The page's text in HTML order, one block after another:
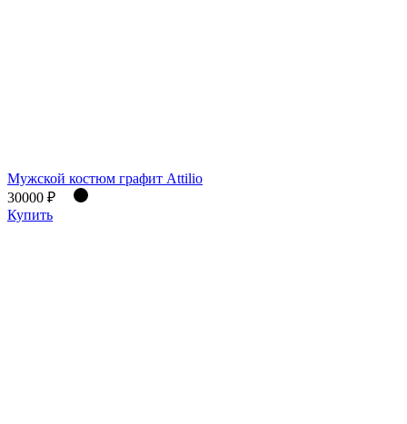
Мужской костюм графит Attilio
30000 ₽
Купить